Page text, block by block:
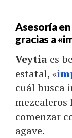
Asesoría
gracias a
Veytia es
estatal, «
cuál busca
mezcaleros
comenzar
agave.